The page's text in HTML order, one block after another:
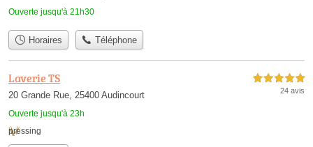
Ouverte jusqu'à 21h30
Horaires Téléphone
Laverie TS
20 Grande Rue, 25400 Audincourt
Ouverte jusqu'à 23h
5,0 étoiles sur 5
24 avis
pressing